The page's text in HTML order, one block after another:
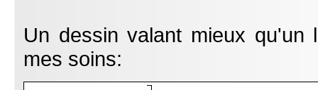
Un dessin valant mieux
mes soins: